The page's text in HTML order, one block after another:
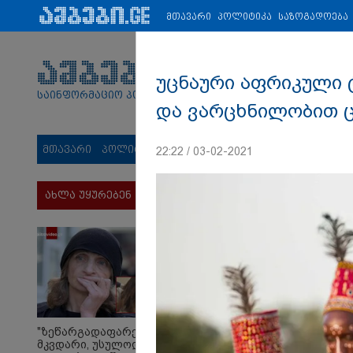
პარტნიორები: ახალი ამბები ეკონომიკა ვიდეო
საინფორმაციო პორტალი
მთავარი პოლიტიკა საზოგადოება
ახლა უყურებენ
"ზეწარგადაფარებული
მკვდარი, უსულოდ
მთავარი პოლიტიკა საზოგადოება
უცნაური აფრიკული
და ვარცხნილობით
22:22 / 03-02-2021